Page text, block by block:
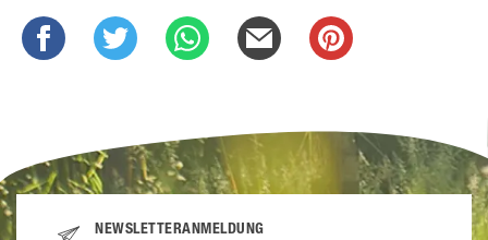
NEWSLETTERANMELDUNG